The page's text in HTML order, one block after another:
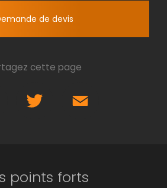
de devis
cette page
points forts